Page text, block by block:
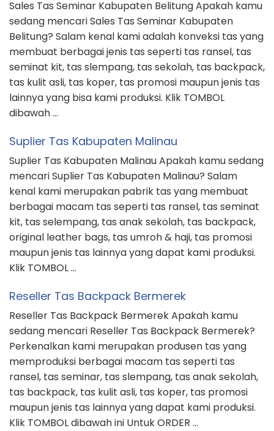
Sales Tas Seminar Kabupaten Belitung Apakah kamu
sedang mencari Sales Tas Seminar Kabupaten
Belitung? Salam kenal kami adalah konveksi tas yang
membuat berbagai jenis tas seperti tas ransel, tas
seminat kit, tas slempang, tas sekolah, tas backpack,
tas kulit asli, tas koper, tas promosi maupun jenis tas
lainnya yang bisa kami produksi. Klik TOMBOL
dibawah …
Suplier Tas Kabupaten Malinau
Suplier Tas Kabupaten Malinau Apakah kamu sedang
mencari Suplier Tas Kabupaten Malinau? Salam
kenal kami merupakan pabrik tas yang membuat
berbagai macam tas seperti tas ransel, tas seminat
kit, tas selempang, tas anak sekolah, tas backpack,
original leather bags, tas umroh & haji, tas promosi
maupun jenis tas lainnya yang dapat kami produksi.
Klik TOMBOL …
Reseller Tas Backpack Bermerek
Reseller Tas Backpack Bermerek Apakah kamu
sedang mencari Reseller Tas Backpack Bermerek?
Perkenalkan kami merupakan produsen tas yang
memproduksi berbagai macam tas seperti tas
ransel, tas seminar, tas slempang, tas anak sekolah,
tas backpack, tas kulit asli, tas koper, tas promosi
maupun jenis tas lainnya yang dapat kami produksi.
Klik TOMBOL dibawah ini Untuk ORDER …